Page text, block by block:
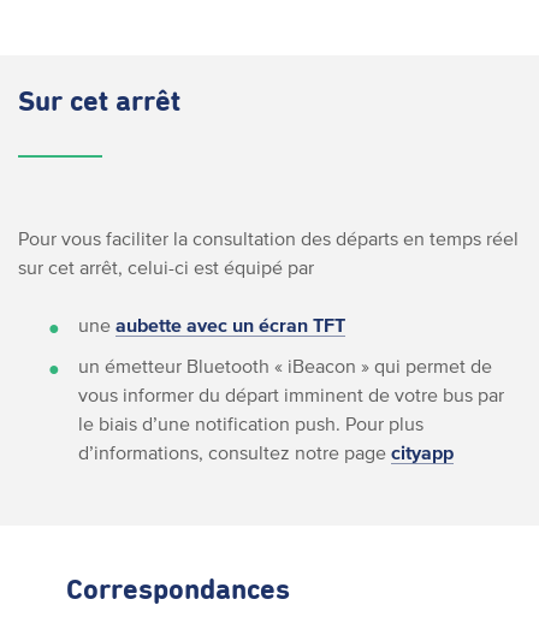
Sur cet arrêt
Pour vous faciliter la consultation des départs en temps réel
sur cet arrêt, celui-ci est équipé par
une aubette avec un écran TFT
un émetteur Bluetooth « iBeacon » qui permet de
vous informer du départ imminent de votre bus par
le biais d’une notification push. Pour plus
d’informations, consultez notre page cityapp
Correspondances